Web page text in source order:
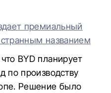
премиальный
названием
BYD планирует
по производству
Решение было